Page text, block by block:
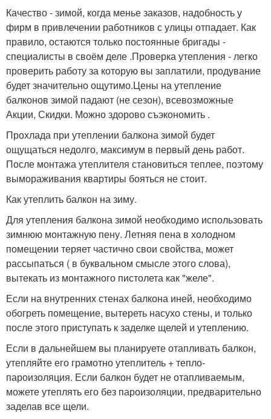
Качество - зимой, когда менье заказов, надобность у
фирм в привлечении работников с улицы отпадает. Как
правило, остаются только постоянные бригады -
специалисты в своём деле .Проверка утепления - легко
проверить работу за которую вы заплатили, продувание
будет значительно ощутимо.Цены на утепление
балконов зимой падают (не сезон), всевозможные
Акции, Скидки. Можно здорово съэкономить .
Прохлада при утеплении балкона зимой будет
ощущаться недолго, максимум в первый день работ.
После монтажа утеплителя становиться теплее, поэтому
вымораживания квартиры бояться не стоит.
Как утеплить балкон на зиму.
Для утепления балкона зимой необходимо использовать
зимнюю монтажную пену. Летняя пена в холодном
помещении теряет частично свои свойства, может
рассыпаться ( в буквальном смысле этого слова),
вытекать из монтажного пистолета как "желе".
Если на внутренних стенах балкона иней, необходимо
обогреть помещение, вытереть насухо стены, и только
после этого приступать к заделке щелей и утеплению.
Если в дальнейшем вы планируете отапливать балкон,
утепляйте его грамотно утеплитель + тепло-
пароизоляция. Если балкон будет не отапливаемым,
можете утеплять его без пароизоляции, предварительно
заделав все щели.